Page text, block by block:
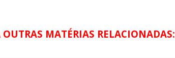
OUTRAS MATÉRIAS RELACIONADAS: